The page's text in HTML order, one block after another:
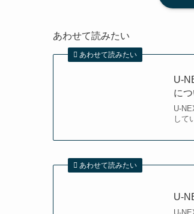
あわせて読みたい
あわせて読みたい
U-
に
U-
して
あわせて読みたい
U-